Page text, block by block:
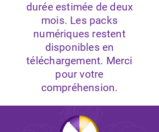
durée estimée de deux
mois. Les packs
numériques restent
disponibles en
téléchargement. Merci
pour votre
compréhension.